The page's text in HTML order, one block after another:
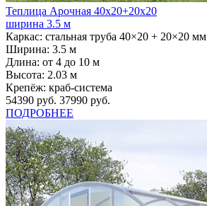
Теплица Арочная 40х20+20х20
ширина 3.5 м
Каркас: стальная труба 40×20 + 20×20 мм
Ширина: 3.5 м
Длина: от 4 до 10 м
Высота: 2.03 м
Крепёж: краб-система
54390 руб. 37990 руб.
ПОДРОБНЕЕ